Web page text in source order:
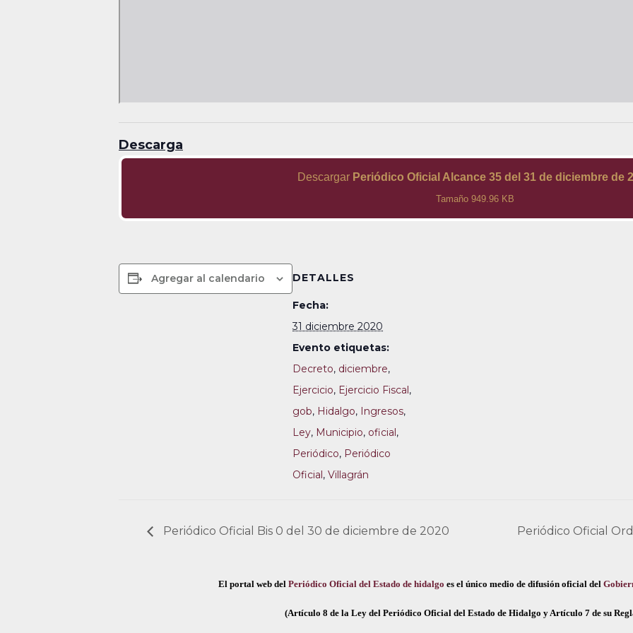
Descarga
Descargar Periódico Oficial Alcance 35 del 31 de diciembre de
Tamaño 949.96 KB
Agregar al calendario DETALLES
Fecha:
31 diciembre 2020
Evento etiquetas:
Decreto, diciembre,
Ejercicio, Ejercicio Fiscal,
gob, Hidalgo, Ingresos,
Ley, Municipio, oficial,
Periódico, Periódico
Oficial, Villagrán
Periódico Oficial Bis 0 del 30 de diciembre de 2020 Periódico Oficial
El portal web del Periódico Oficial del Estado de hidalgo es el único medio de difusión oficial del
(Artículo 8 de la Ley del Periódico Oficial del Estado de Hidalgo y Artículo 7 de su